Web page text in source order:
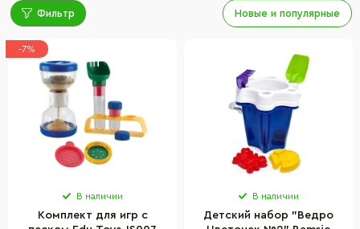
Фильтр Новые и популярные
-7%
В наличии
Комплект для игр с
В наличии
Детский набор "Ведро